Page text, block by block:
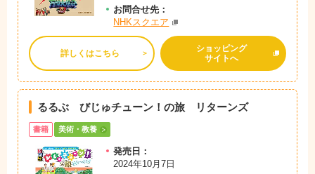
お問合せ先：
NHKスクエア
詳しくはこちら
ショッピング
サイトへ
るるぶ びじゅチューン！の旅 リターンズ
書籍 美術・教養
発売日：
2024年10月7日